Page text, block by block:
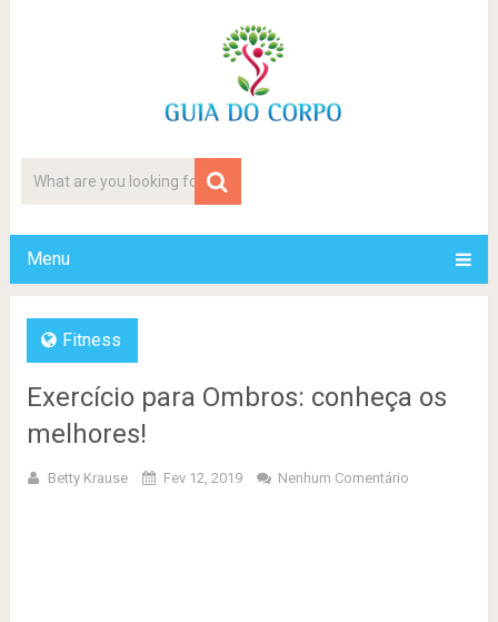
Menu
Fitness
Exercício para Ombros: conheça os
melhores!
Betty Krause Fev 12, 2019 Nenhum Comentário